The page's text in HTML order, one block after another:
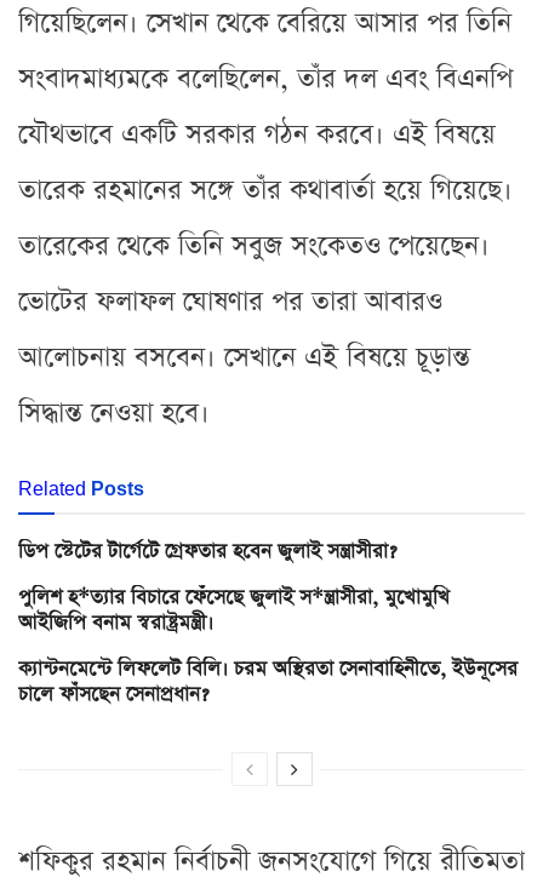
গিয়েছিলেন। সেখান থেকে বেরিয়ে আসার পর তিনি
সংবাদমাধ্যমকে বলেছিলেন, তাঁর দল এবং বিএনপি
যৌথভাবে একটি সরকার গঠন করবে। এই বিষয়ে
তারেক রহমানের সঙ্গে তাঁর কথাবার্তা হয়ে গিয়েছে।
তারেকের থেকে তিনি সবুজ সংকেতও পেয়েছেন।
ভোটের ফলাফল ঘোষণার পর তারা আবারও
আলোচনায় বসবেন। সেখানে এই বিষয়ে চূড়ান্ত
সিদ্ধান্ত নেওয়া হবে।
Related Posts
ডিপ স্টেটের টার্গেটে গ্রেফতার হবেন জুলাই সন্ত্রাসীরা?
পুলিশ হ*ত্যার বিচারে ফেঁসেছে জুলাই স*ন্ত্রাসীরা, মুখোমুখি
আইজিপি বনাম স্বরাষ্ট্রমন্ত্রী।
ক্যান্টনমেন্টে লিফলেট বিলি। চরম অস্থিরতা সেনাবাহিনীতে, ইউনূসের
চালে ফাঁসছেন সেনাপ্রধান?
শফিকুর রহমান নির্বাচনী জনসংযোগে গিয়ে রীতিমতা